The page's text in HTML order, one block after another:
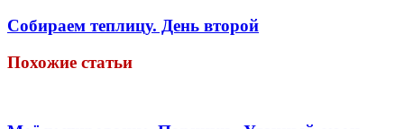
Собираем теплицу. День второй
Похожие статьи